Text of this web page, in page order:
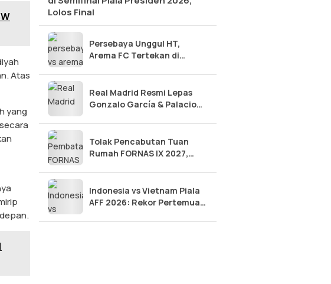
Atas
yang
Lolos Final
Persebaya Unggul HT,
Arema FC Tertekan di
2026
Real Madrid Resmi Lepas
Gonzalo García & Palacios,
Muda Top!
Tolak Pencabutan Tuan
Rumah FORNAS IX 2027,
Tempuh Jalur Hukum
Indonesia vs Vietnam Piala
AFF 2026: Rekor Pertemuan